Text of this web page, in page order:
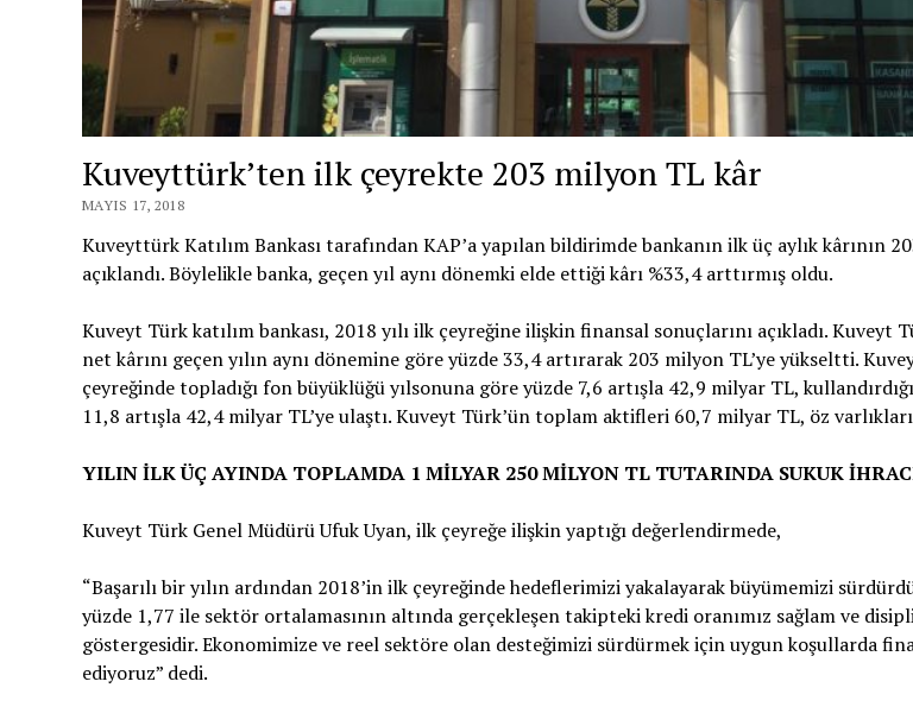
Kuveyttürk’ten ilk çeyrekte 203 milyon TL kâr
MAYIS 17, 2018
Kuveyttürk Katılım Bankası tarafından KAP’a yapılan bildirimde bankanın ilk üç aylık kârının
açıklandı. Böylelikle banka, geçen yıl aynı dönemki elde ettiği kârı %33,4 arttırmış oldu.
Kuveyt Türk katılım bankası, 2018 yılı ilk çeyreğine ilişkin finansal sonuçlarını açıkladı. Kuveyt
net kârını geçen yılın aynı dönemine göre yüzde 33,4 artırarak 203 milyon TL’ye yükseltti.
çeyreğinde topladığı fon büyüklüğü yılsonuna göre yüzde 7,6 artışla 42,9 milyar TL,
11,8 artışla 42,4 milyar TL’ye ulaştı. Kuveyt Türk’ün toplam aktifleri 60,7 milyar TL, öz
YILIN İLK ÜÇ AYINDA TOPLAMDA 1 MİLYAR 250 MİLYON TL TUTARINDA SUKUK
Kuveyt Türk Genel Müdürü Ufuk Uyan, ilk çeyreğe ilişkin yaptığı değerlendirmede,
“Başarılı bir yılın ardından 2018’in ilk çeyreğinde hedeflerimizi yakalayarak büyümemizi
yüzde 1,77 ile sektör ortalamasının altında gerçekleşen takipteki kredi oranımız sağlam ve
göstergesidir. Ekonomimize ve reel sektöre olan desteğimizi sürdürmek için uygun koşullarda
ediyoruz” dedi.